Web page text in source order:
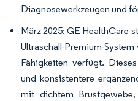
Diagnosewerkzeugen und
März 2025: GE HealthCare
Ultraschall-Premium-
Fähigkeiten verfügt.
und konsistentere
mit dichtem